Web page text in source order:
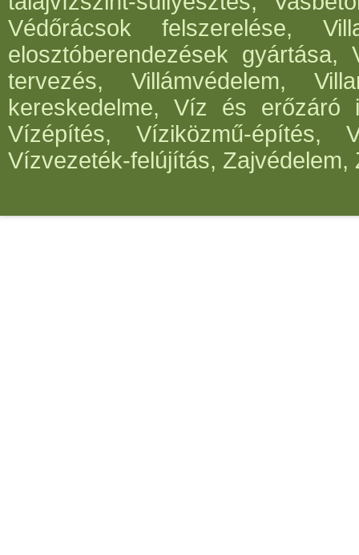
Védőrácsok felszerelése,
elosztóberendezések gyártása,
tervezés, Villámvédelem,
kereskedelme, Víz és erőzáró
Vízépítés, Víziközmű-építés,
Vízvezeték-felújítás,